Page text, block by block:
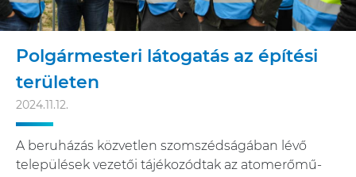
Polgármesteri látogatás az építési
területen
2024.11.12.
A beruházás közvetlen szomszédságában lévő
települések vezetői tájékozódtak az atomerőmű-